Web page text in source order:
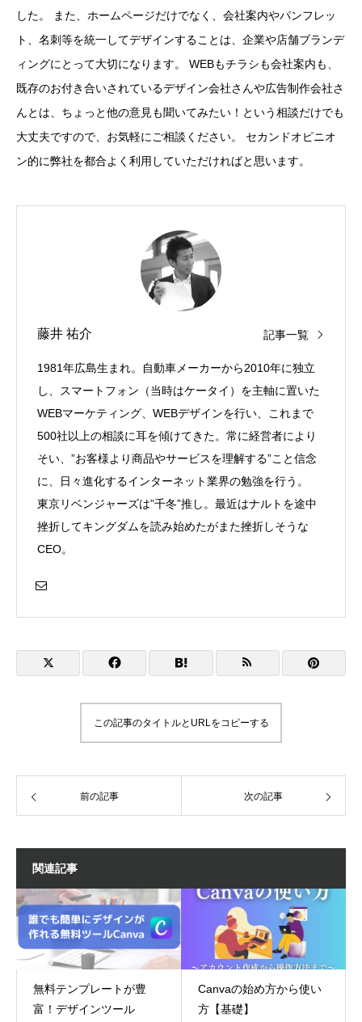
した。 また、ホームページだけでなく、会社案内やパンフレッ
ト、名刺等を統一してデザインすることは、企業や店舗ブランデ
ィングにとって大切になります。 WEBもチラシも会社案内も、
既存のお付き合いされているデザイン会社さんや広告制作会社さ
んとは、ちょっと他の意見も聞いてみたい！という相談だけでも
大丈夫ですので、お気軽にご相談ください。 セカンドオピニオ
ン的に弊社を都合よく利用していただければと思います。
藤井 祐介 記事一覧
1981年広島生まれ。自動車メーカーから2010年に独立
し、スマートフォン（当時はケータイ）を主軸に置いた
WEBマーケティング、WEBデザインを行い、これまで
500社以上の相談に耳を傾けてきた。常に経営者により
そい、”お客様より商品やサービスを理解する”こと信念
に、日々進化するインターネット業界の勉強を行う。
東京リベンジャーズは”千冬”推し。最近はナルトを途中
挫折してキングダムを読み始めたがまた挫折しそうな
CEO。
この記事のタイトルとURLをコピーする
前の記事 次の記事
関連記事
無料テンプレートが豊
富！デザインツール
Canvaの始め方から使い
方【基礎】